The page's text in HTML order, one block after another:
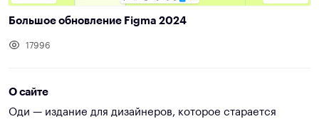
Большое обновление Figma 2024
17996
О сайте
Оди — издание для дизайнеров, которое старается